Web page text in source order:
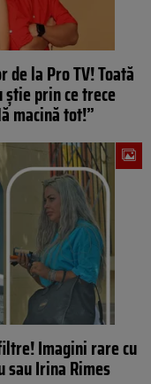
de la Pro TV! Toată
prin ce trece
macină tot!”
Imagini rare cu
sau Irina Rimes